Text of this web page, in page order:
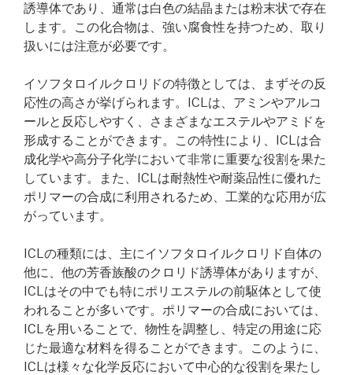
誘導体であり、通常は白色の結晶または粉末状で存在
します。この化合物は、強い腐食性を持つため、取り
扱いには注意が必要です。
イソフタロイルクロリドの特徴としては、まずその反
応性の高さが挙げられます。ICLは、アミンやアルコ
ールと反応しやすく、さまざまなエステルやアミドを
形成することができます。この特性により、ICLは合
成化学や高分子化学において非常に重要な役割を果た
しています。また、ICLは耐熱性や耐薬品性に優れた
ポリマーの合成に利用されるため、工業的な応用が広
がっています。
ICLの種類には、主にイソフタロイルクロリド自体の
他に、他の芳香族酸のクロリド誘導体がありますが、
ICLはその中でも特にポリエステルの前駆体として使
われることが多いです。ポリマーの合成においては、
ICLを用いることで、物性を調整し、特定の用途に応
じた最適な材料を得ることができます。このように、
ICLは様々な化学反応において中心的な役割を果たし